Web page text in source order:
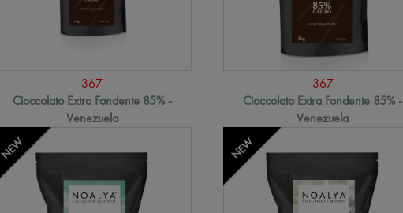
367
Cioccolato Extra Fondente 85% -
Venezuela
367
Cioccolato Extra Fondente 85% -
Venezuela
NEW NEW